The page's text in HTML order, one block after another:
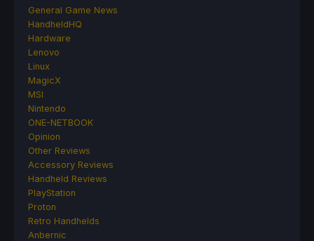
General Game News
HandheldHQ
Hardware
Lenovo
Linux
MagicX
MSI
Nintendo
ONE-NETBOOK
Opinion
Other Reviews
Accessory Reviews
Handheld Reviews
PlayStation
Proton
Retro Handhelds
Anbernic